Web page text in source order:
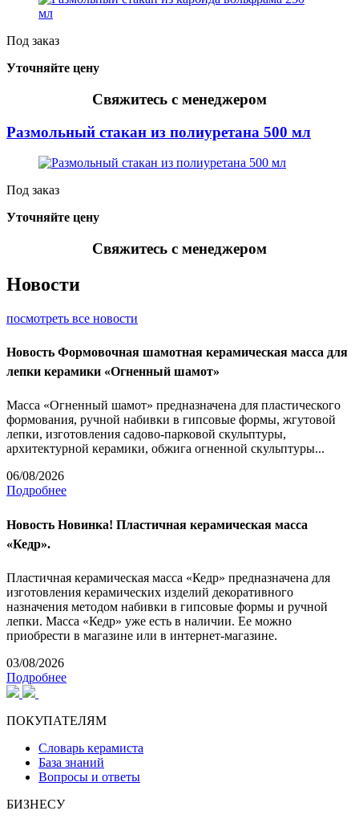
Под заказ
Уточняйте цену
Свяжитесь с менеджером
Размольный стакан из полиуретана 500 мл
Под заказ
Уточняйте цену
Свяжитесь с менеджером
Новости
посмотреть все новости
Новость Формовочная шамотная керамическая масса для
лепки керамики «Огненный шамот»
Масса «Огненный шамот» предназначена для пластического
формования, ручной набивки в гипсовые формы, жгутовой
лепки, изготовления садово-парковой скульптуры,
архитектурной керамики, обжига огненной скульптуры...
06/08/2026
Подробнее
Новость Новинка! Пластичная керамическая масса
«Кедр».
Пластичная керамическая масса «Кедр» предназначена для
изготовления керамических изделий декоративного
назначения методом набивки в гипсовые формы и ручной
лепки. Масса «Кедр» уже есть в наличии. Ее можно
приобрести в магазине или в интернет-магазине.
03/08/2026
Подробнее
ПОКУПАТЕЛЯМ
Словарь керамиста
База знаний
Вопросы и ответы
БИЗНЕСУ